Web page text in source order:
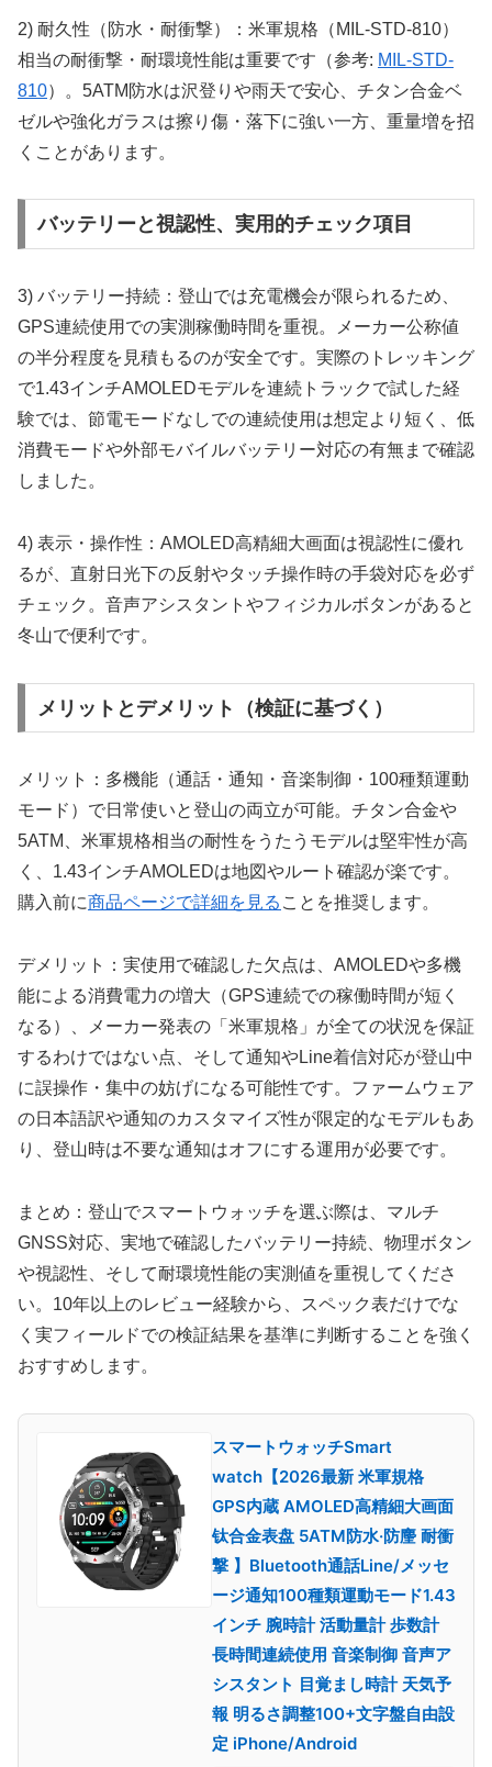
2) 耐久性（防水・耐衝撃）：米軍規格（MIL-STD-810）
相当の耐衝撃・耐環境性能は重要です（参考: MIL-STD-
810）。5ATM防水は沢登りや雨天で安心、チタン合金ベ
ゼルや強化ガラスは擦り傷・落下に強い一方、重量増を招
くことがあります。
バッテリーと視認性、実用的チェック項目
3) バッテリー持続：登山では充電機会が限られるため、
GPS連続使用での実測稼働時間を重視。メーカー公称値
の半分程度を見積もるのが安全です。実際のトレッキング
で1.43インチAMOLEDモデルを連続トラックで試した経
験では、節電モードなしでの連続使用は想定より短く、低
消費モードや外部モバイルバッテリー対応の有無まで確認
しました。
4) 表示・操作性：AMOLED高精細大画面は視認性に優れ
るが、直射日光下の反射やタッチ操作時の手袋対応を必ず
チェック。音声アシスタントやフィジカルボタンがあると
冬山で便利です。
メリットとデメリット（検証に基づく）
メリット：多機能（通話・通知・音楽制御・100種類運動
モード）で日常使いと登山の両立が可能。チタン合金や
5ATM、米軍規格相当の耐性をうたうモデルは堅牢性が高
く、1.43インチAMOLEDは地図やルート確認が楽です。
購入前に商品ページで詳細を見る ことを推奨します。
デメリット：実使用で確認した欠点は、AMOLEDや多機
能による消費電力の増大（GPS連続での稼働時間が短く
なる）、メーカー発表の「米軍規格」が全ての状況を保証
するわけではない点、そして通知やLine着信対応が登山中
に誤操作・集中の妨げになる可能性です。ファームウェア
の日本語訳や通知のカスタマイズ性が限定的なモデルもあ
り、登山時は不要な通知はオフにする運用が必要です。
まとめ：登山でスマートウォッチを選ぶ際は、マルチ
GNSS対応、実地で確認したバッテリー持続、物理ボタン
や視認性、そして耐環境性能の実測値を重視してくださ
い。10年以上のレビュー経験から、スペック表だけでな
く実フィールドでの検証結果を基準に判断することを強く
おすすめします。
スマートウォッチSmart
watch【2026最新 米軍規格
GPS内蔵 AMOLED高精細大画面
钛合金表盘 5ATM防水·防麈 耐衝
撃 】Bluetooth通話Line/メッセ
ージ通知100種類運動モード1.43
インチ 腕時計 活動量計 歩数計
長時間連続使用 音楽制御 音声ア
シスタント 目覚まし時計 天気予
報 明るさ調整100+文字盤自由設
定 iPhone/Android